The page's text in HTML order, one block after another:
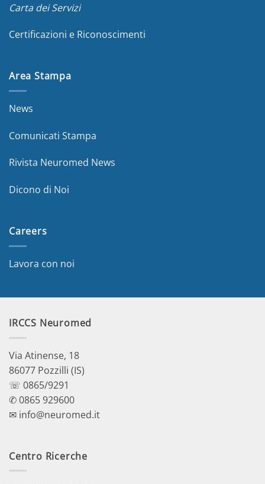
Carta dei Servizi
Certificazioni e Riconoscimenti
Area Stampa
News
Comunicati Stampa
Rivista Neuromed News
Dicono di Noi
Careers
Lavora con noi
IRCCS Neuromed
Via Atinense, 18
86077 Pozzilli (IS)
☏ 0865/9291
✆ 0865 929600
✉ info@neuromed.it
Centro Ricerche